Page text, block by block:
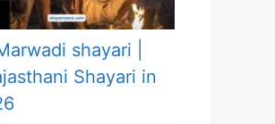
shayari |
Shayari in